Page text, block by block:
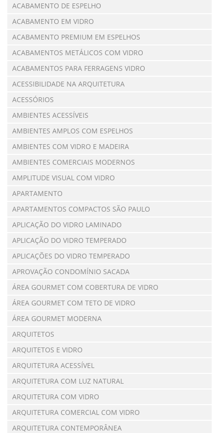
ACABAMENTO DE ESPELHO
ACABAMENTO EM VIDRO
ACABAMENTO PREMIUM EM ESPELHOS
ACABAMENTOS METÁLICOS COM VIDRO
ACABAMENTOS PARA FERRAGENS VIDRO
ACESSIBILIDADE NA ARQUITETURA
ACESSÓRIOS
AMBIENTES ACESSÍVEIS
AMBIENTES AMPLOS COM ESPELHOS
AMBIENTES COM VIDRO E MADEIRA
AMBIENTES COMERCIAIS MODERNOS
AMPLITUDE VISUAL COM VIDRO
APARTAMENTO
APARTAMENTOS COMPACTOS SÃO PAULO
APLICAÇÃO DO VIDRO LAMINADO
APLICAÇÃO DO VIDRO TEMPERADO
APLICAÇÕES DO VIDRO TEMPERADO
APROVAÇÃO CONDOMÍNIO SACADA
ÁREA GOURMET COM COBERTURA DE VIDRO
ÁREA GOURMET COM TETO DE VIDRO
ÁREA GOURMET MODERNA
ARQUITETOS
ARQUITETOS E VIDRO
ARQUITETURA ACESSÍVEL
ARQUITETURA COM LUZ NATURAL
ARQUITETURA COM VIDRO
ARQUITETURA COMERCIAL COM VIDRO
ARQUITETURA CONTEMPORÂNEA